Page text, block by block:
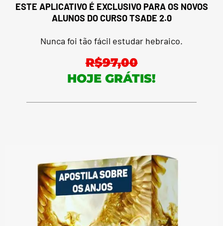
ESTE APLICATIVO É EXCLUSIVO PARA OS NOVOS
ALUNOS DO CURSO TSADE 2.0
Nunca foi tão fácil estudar hebraico.
R$97,00
HOJE GRÁTIS!